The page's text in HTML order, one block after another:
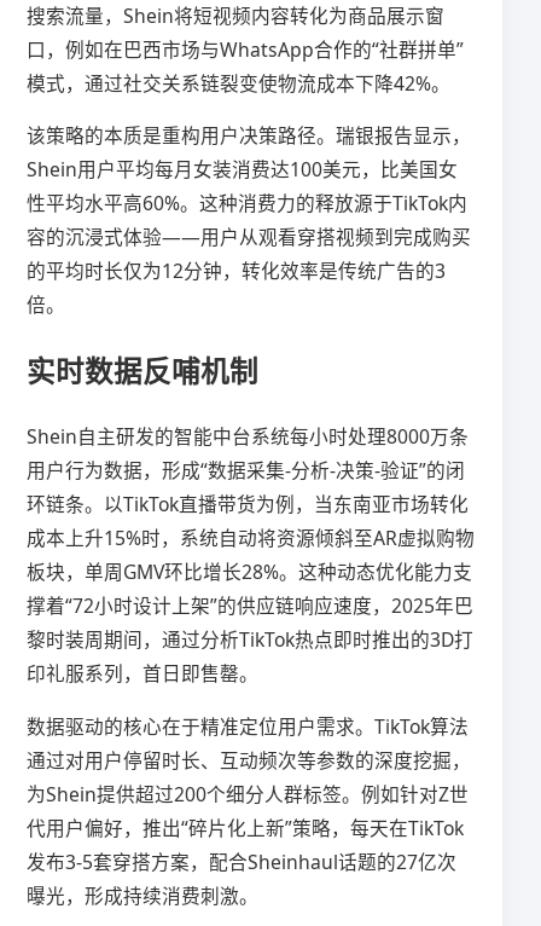
搜索流量，Shein将短视频内容转化为商品展示窗
口，例如在巴西市场与WhatsApp合作的“社群拼单”
模式，通过社交关系链裂变使物流成本下降42%。
该策略的本质是重构用户决策路径。瑞银报告显示，
Shein用户平均每月女装消费达100美元，比美国女
性平均水平高60%。这种消费力的释放源于TikTok内
容的沉浸式体验——用户从观看穿搭视频到完成购买
的平均时长仅为12分钟，转化效率是传统广告的3
倍。
实时数据反哺机制
Shein自主研发的智能中台系统每小时处理8000万条
用户行为数据，形成“数据采集-分析-决策-验证”的闭
环链条。以TikTok直播带货为例，当东南亚市场转化
成本上升15%时，系统自动将资源倾斜至AR虚拟购物
板块，单周GMV环比增长28%。这种动态优化能力支
撑着“72小时设计上架”的供应链响应速度，2025年巴
黎时装周期间，通过分析TikTok热点即时推出的3D打
印礼服系列，首日即售罄。
数据驱动的核心在于精准定位用户需求。TikTok算法
通过对用户停留时长、互动频次等参数的深度挖掘，
为Shein提供超过200个细分人群标签。例如针对Z世
代用户偏好，推出“碎片化上新”策略，每天在TikTok
发布3-5套穿搭方案，配合Sheinhaul话题的27亿次
曝光，形成持续消费刺激。